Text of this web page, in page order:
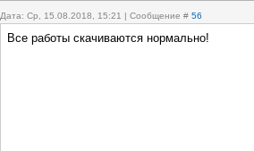
Дата: Ср, 15.08.2018, 15:21 | Сообщение # 56
Все работы скачиваются нормально!